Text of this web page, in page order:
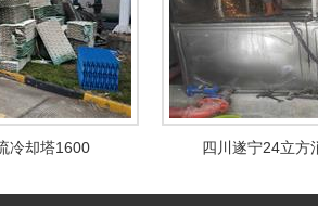
冷却塔1600 四川遂宁24立方